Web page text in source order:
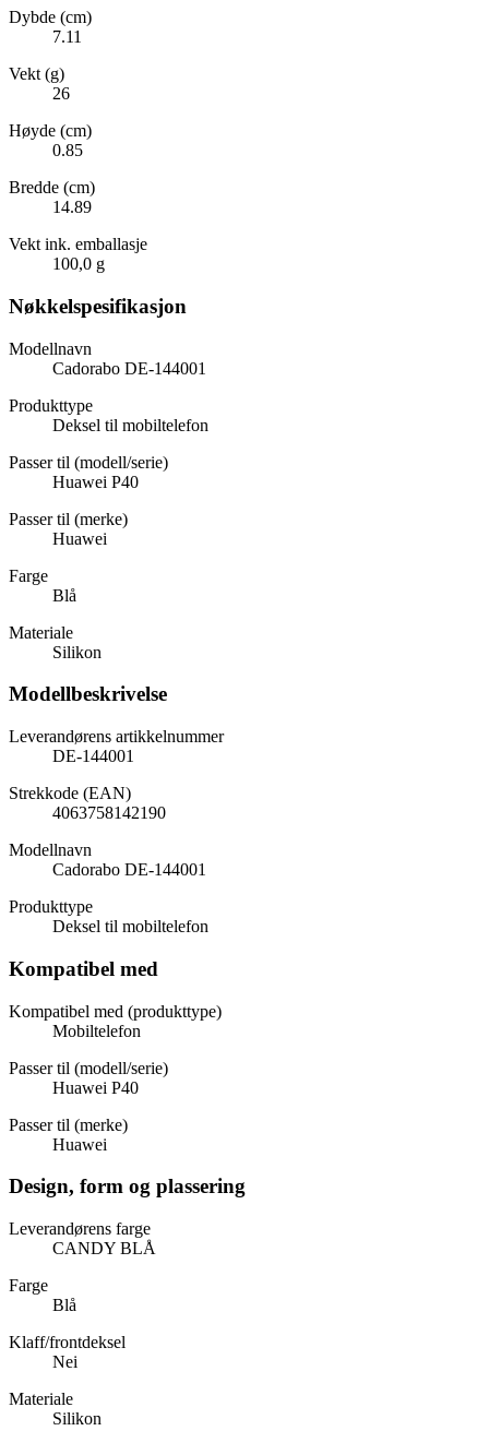
Dybde (cm)
7.11
Vekt (g)
26
Høyde (cm)
0.85
Bredde (cm)
14.89
Vekt ink. emballasje
100,0 g
Nøkkelspesifikasjon
Modellnavn
Cadorabo DE-144001
Produkttype
Deksel til mobiltelefon
Passer til (modell/serie)
Huawei P40
Passer til (merke)
Huawei
Farge
Blå
Materiale
Silikon
Modellbeskrivelse
Leverandørens artikkelnummer
DE-144001
Strekkode (EAN)
4063758142190
Modellnavn
Cadorabo DE-144001
Produkttype
Deksel til mobiltelefon
Kompatibel med
Kompatibel med (produkttype)
Mobiltelefon
Passer til (modell/serie)
Huawei P40
Passer til (merke)
Huawei
Design, form og plassering
Leverandørens farge
CANDY BLÅ
Farge
Blå
Klaff/frontdeksel
Nei
Materiale
Silikon